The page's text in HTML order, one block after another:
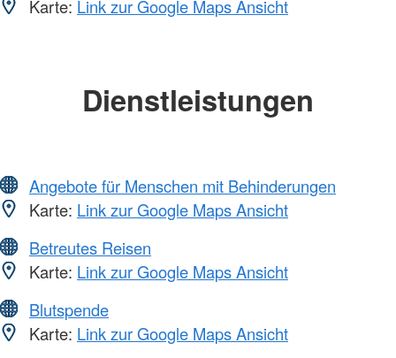
Karte: Link zur Google Maps Ansicht
Dienstleistungen
Angebote für Menschen mit Behinderungen
Karte: Link zur Google Maps Ansicht
Betreutes Reisen
Karte: Link zur Google Maps Ansicht
Blutspende
Karte: Link zur Google Maps Ansicht